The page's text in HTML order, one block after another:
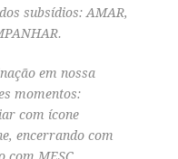
subsídios: AMAR,
em nossa
momentos:
com ícone
encerrando com
com MESC